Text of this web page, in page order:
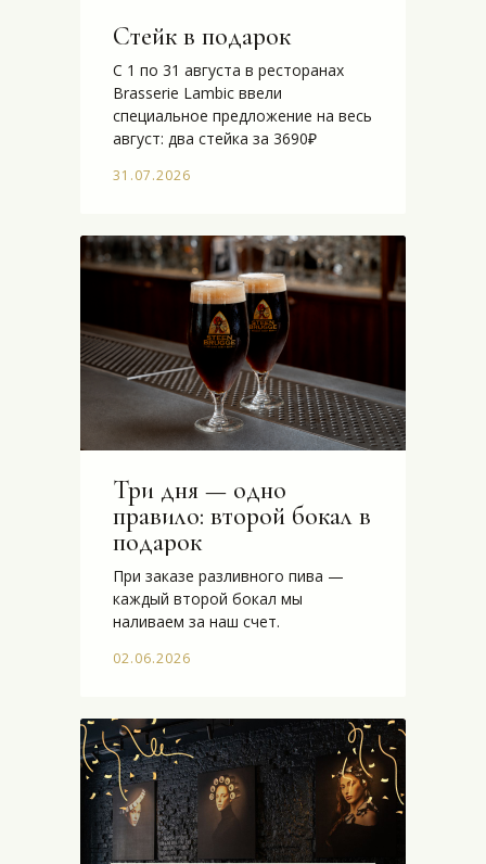
Стейк в подарок
С 1 по 31 августа в ресторанах
Brasserie Lambic ввели
специальное предложение на весь
август: два стейка за 3690₽
31.07.2026
Три дня — одно
правило: второй бокал в
подарок
При заказе разливного пива —
каждый второй бокал мы
наливаем за наш счет.
02.06.2026